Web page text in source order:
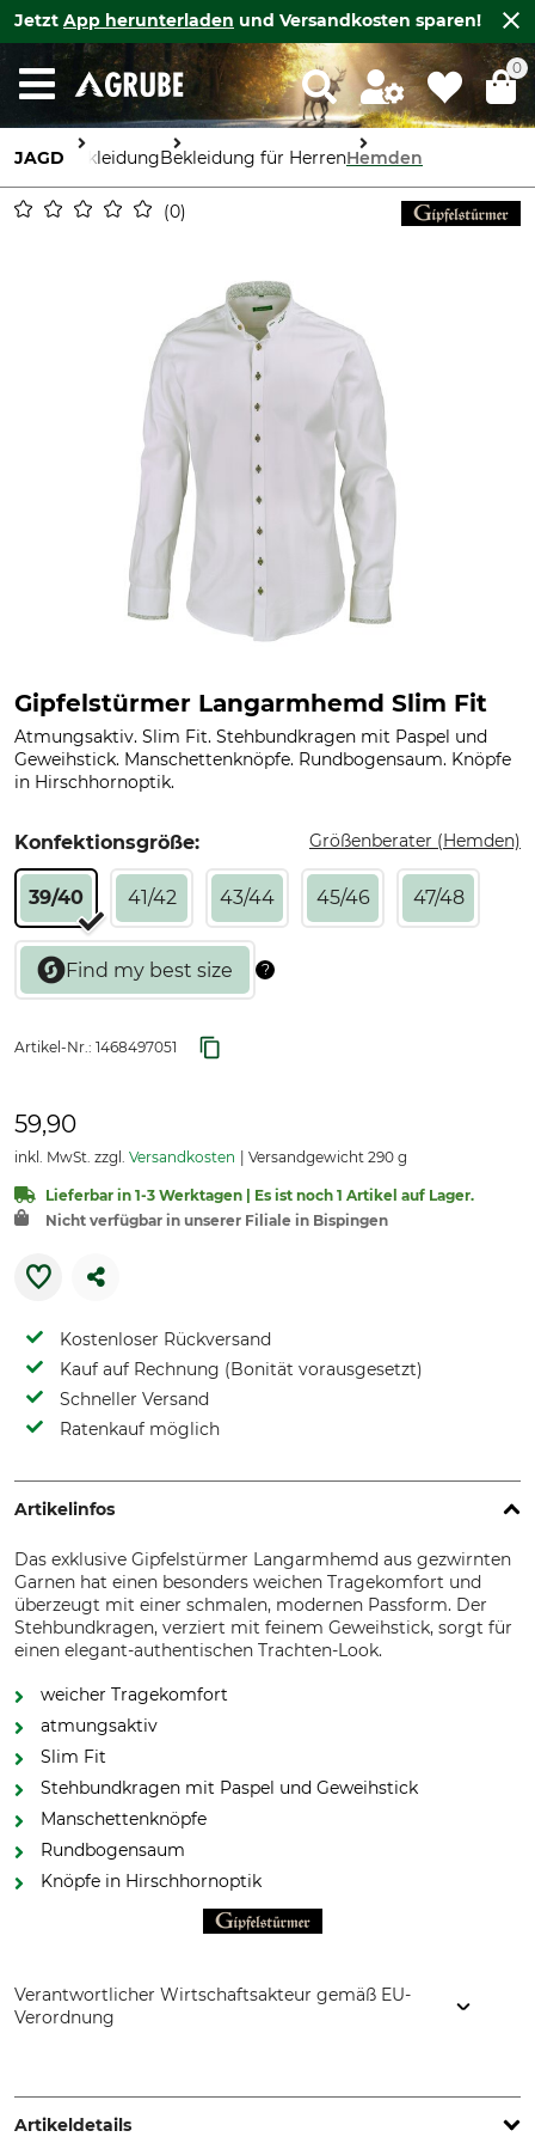
Jetzt App herunterladen und Versandkosten sparen!
0
JAGD BekleidungBekleidung für HerrenHemden
0
Gipfelstürmer Langarmhemd Slim Fit
Atmungsaktiv. Slim Fit. Stehbundkragen mit Paspel und
Geweihstick. Manschettenknöpfe. Rundbogensaum. Knöpfe
in Hirschhornoptik.
Konfektionsgröße: Größenberater (Hemden)
39/40 41/42 43/44 45/46 47/48
Artikel-Nr.: 1468497051
59,90
inkl. MwSt. zzgl. Versandkosten Versandgewicht 290 g
Lieferbar in 1-3 Werktagen | Es ist noch 1 Artikel auf Lager.
Nicht verfügbar in unserer Filiale in Bispingen
Kostenloser Rückversand
Kauf auf Rechnung (Bonität vorausgesetzt)
Schneller Versand
Ratenkauf möglich
Artikelinfos
Das exklusive Gipfelstürmer Langarmhemd aus gezwirnten
Garnen hat einen besonders weichen Tragekomfort und
überzeugt mit einer schmalen, modernen Passform. Der
Stehbundkragen, verziert mit feinem Geweihstick, sorgt für
einen elegant-authentischen Trachten-Look.
weicher Tragekomfort
atmungsaktiv
Slim Fit
Stehbundkragen mit Paspel und Geweihstick
Manschettenknöpfe
Rundbogensaum
Knöpfe in Hirschhornoptik
Verantwortlicher Wirtschaftsakteur gemäß EU-
Verordnung
Germany, www.orbis-textil.de
Artikeldetails